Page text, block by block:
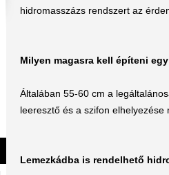
hidromasszázs rendszert az
Milyen magasra kell építeni
Általában 55-60 cm a
leeresztő és a szifon
Lemezkádba is rendelhető